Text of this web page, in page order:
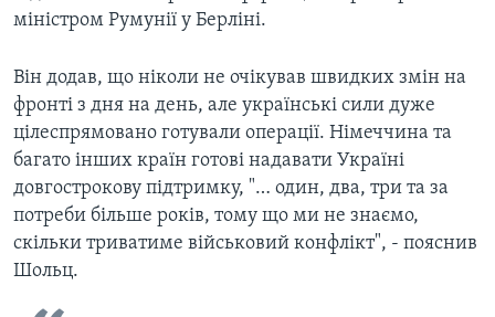
міністром Румунії у Берліні.
Він додав, що ніколи не очікував швидких змін на
фронті з дня на день, але українські сили дуже
цілеспрямовано готували операції. Німеччина та
багато інших країн готові надавати Україні
довгострокову підтримку, "… один, два, три та за
потреби більше років, тому що ми не знаємо,
скільки триватиме військовий конфлікт", - пояснив
Шольц.